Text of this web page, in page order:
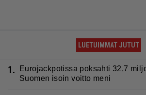
LUETUIMMAT JUTUT
1.
Eurojackpotissa poksahti 32,7
Suomen isoin voitto meni